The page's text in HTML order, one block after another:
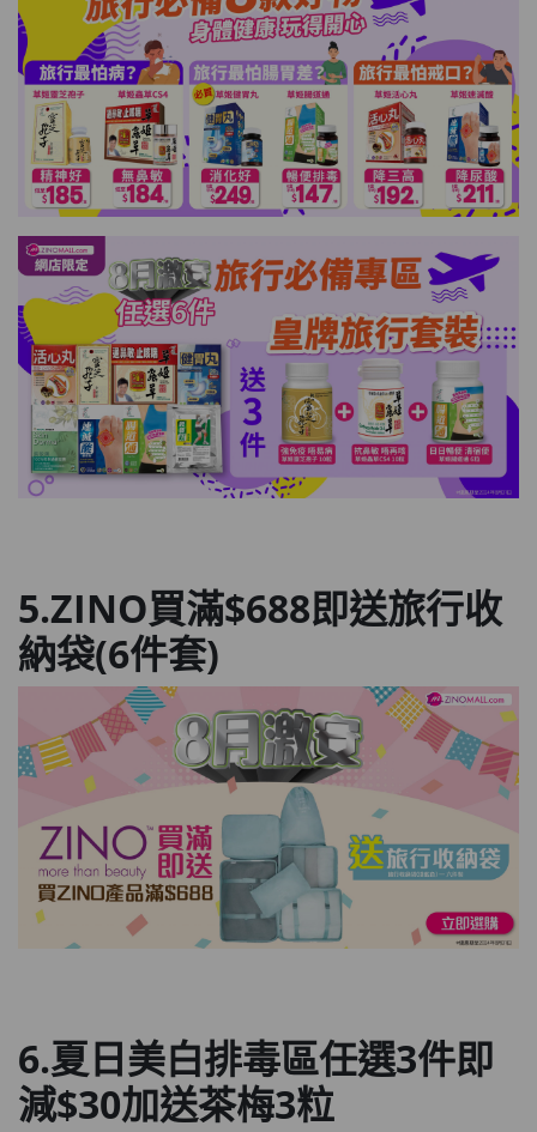
5.ZINO買滿$688即送旅行收
納袋(6件套)
6.夏日美白排毒區任選3件即
減$30加送茶梅3粒